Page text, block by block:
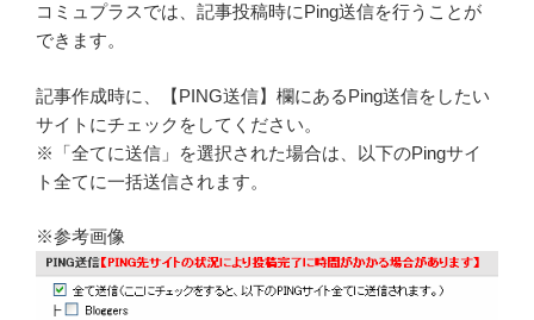
ー
コミュプラスでは、記事投稿時にPing送信を行うことが
できます。
記事作成時に、【PING送信】欄にあるPing送信をしたい
サイトにチェックをしてください。
※「全てに送信」を選択された場合は、以下のPingサイ
ト全てに一括送信されます。
※参考画像